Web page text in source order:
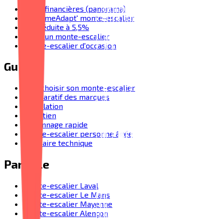
Aides financières (panorama)
MaPrimeAdapt' monte-escalier
TVA réduite à 5,5%
Prix d'un monte-escalier
Monte-escalier d'occasion
Guides
Bien choisir son monte-escalier
Comparatif des marques
Installation
Entretien
Dépannage rapide
Monte-escalier personne âgée
Glossaire technique
Par ville
Monte-escalier Laval
Monte-escalier Le Mans
Monte-escalier Mayenne
Monte-escalier Alençon